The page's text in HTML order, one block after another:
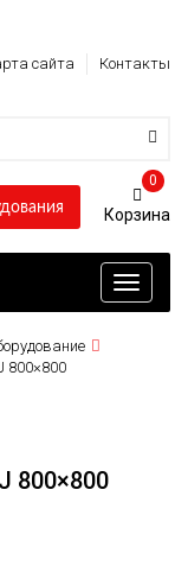
сайта Контакты
0
Toggle
800×800
800×800